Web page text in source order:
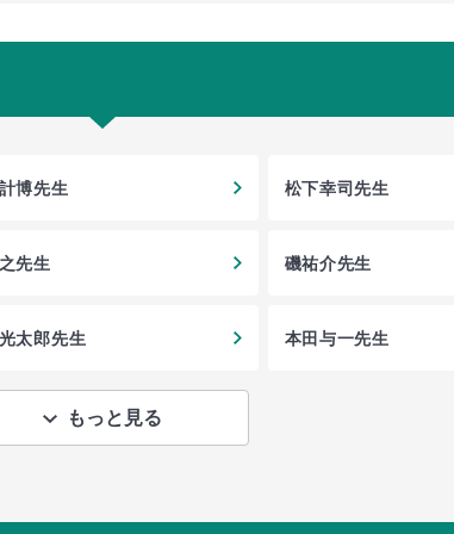
博先生 松下幸司先生
先生 磯祐介先生
太郎先生 本田与一先生
もっと見る